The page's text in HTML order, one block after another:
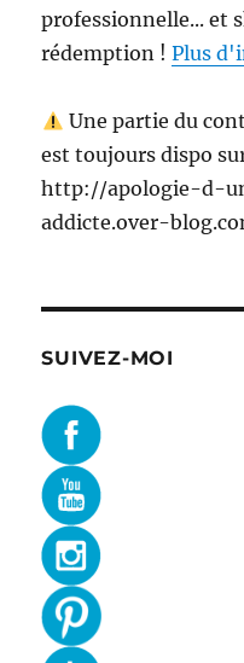
professionnelle... et
rédemption !Plus
Une partie du
est toujours dispo
http://apologie-d-
addicte.over-
SUIVEZ-MOI